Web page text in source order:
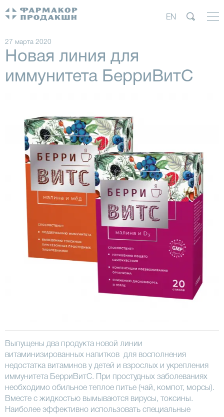
EN
27 марта 2020
Новая линия для
иммунитета БерриВитС
Выпущены два продукта новой линии
витаминизированных напитков для восполнения
недостатка витаминов у детей и взрослых и укрепления
иммунитета БерриВитС. При простудных заболеваниях
необходимо обильное теплое питье (чай, компот, морсы).
Вместе с жидкостью вымываются вирусы, токсины.
Наиболее эффективно использовать специальные